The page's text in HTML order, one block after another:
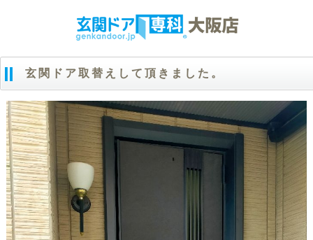
玄関ドア取替えして頂きました。